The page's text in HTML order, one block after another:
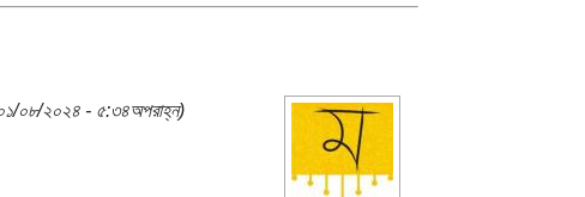
০৮/২০২৪ - ৫:৩৪অপরাহ্ন)